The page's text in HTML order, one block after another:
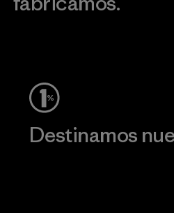
Destinamos